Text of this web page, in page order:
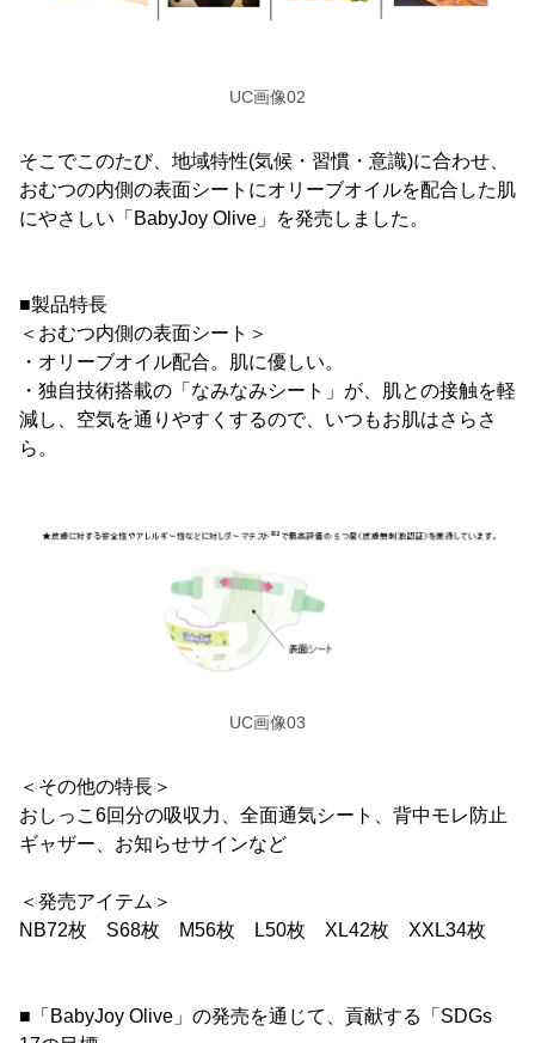
UC画像02
そこでこのたび、地域特性(気候・習慣・意識)に合わせ、
おむつの内側の表面シートにオリーブオイルを配合した肌
にやさしい「BabyJoy Olive」を発売しました。
■製品特長
＜おむつ内側の表面シート＞
・オリーブオイル配合。肌に優しい。
・独自技術搭載の「なみなみシート」が、肌との接触を軽
減し、空気を通りやすくするので、いつもお肌はさらさ
ら。
UC画像03
＜その他の特長＞
おしっこ6回分の吸収力、全面通気シート、背中モレ防止
ギャザー、お知らせサインなど
＜発売アイテム＞
NB72枚 S68枚 M56枚 L50枚 XL42枚 XXL34枚
■「BabyJoy Olive」の発売を通じて、貢献する「SDGs